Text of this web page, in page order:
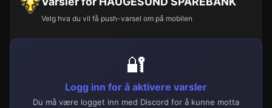
Velg hva du vil få push-varsel om på mobilen
🔐
Logg inn for å aktivere varsler
Du må være logget inn med Discord for å kunne motta